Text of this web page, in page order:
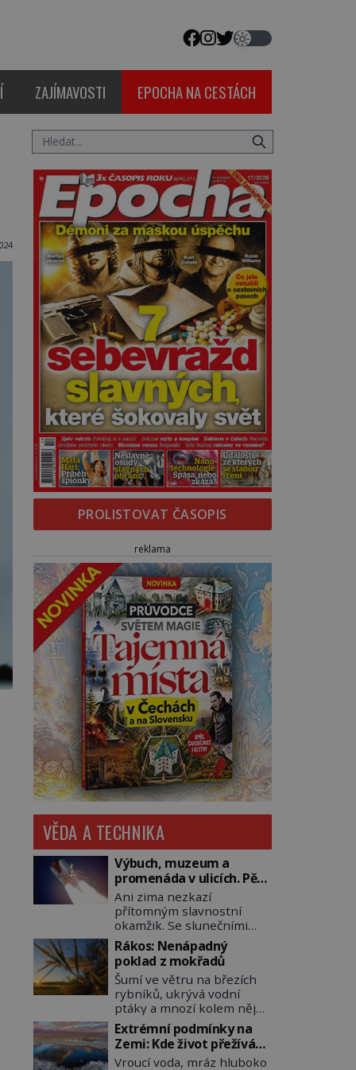
ZAJÍMAVOSTI EPOCHA NA CESTÁCH
PROLISTOVAT ČASOPIS
reklama
VĚDA A TECHNIKA
Výbuch, muzeum a
promenáda v ulicích. Pět
osudů nejslavnějších
raketoplánů
Ani zima nezkazí
přítomným slavnostní
okamžik. Se slunečními
brýlemi hledí na startující
raketu, která má do
vesmíru vynést kromě
posádky také obyčejnou
učitelku. Po několika
sekundách všem ztuhnou
úsměvy, stroj totiž
exploduje. Jejich
konstrukce není z levného
Rákos: Nenápadný
poklad z mokřadů
Šumí ve větru na březích
rybníků, ukrývá vodní
ptáky a mnozí kolem něj
procházejí bez povšimnutí.
Přesto právě rákos
pomáhal stavět domy,
vyrábět lodě, zapisovat
Extrémní podmínky na
Zemi: Kde život přežívá
navzdory všemu
Vroucí voda, mráz hluboko